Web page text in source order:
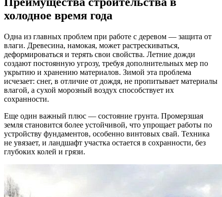
холодное время года
Одна из главных проблем при работе с деревом — защита от
влаги. Древесина, намокая, может растрескиваться,
деформироваться и терять свои свойства. Летние дожди
создают постоянную угрозу, требуя дополнительных мер по
укрытию и хранению материалов. Зимой эта проблема
исчезает: снег, в отличие от дождя, не пропитывает материалы
влагой, а сухой морозный воздух способствует их
сохранности.
Еще один важный плюс — состояние грунта. Промерзшая
земля становится более устойчивой, что упрощает работы по
устройству фундаментов, особенно винтовых свай. Техника
не увязает, и ландшафт участка остается в сохранности, без
глубоких колей и грязи.